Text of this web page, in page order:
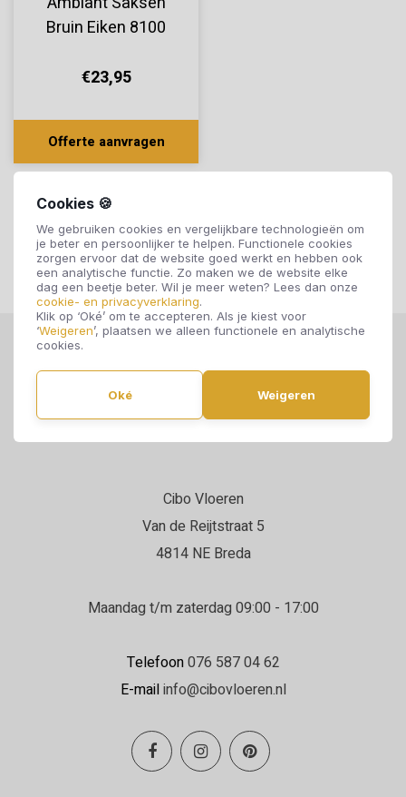
Cookies 🍪
We gebruiken cookies en vergelijkbare technologieën om
je beter en persoonlijker te helpen. Functionele cookies
zorgen ervoor dat de website goed werkt en hebben ook
een analytische functie. Zo maken we de website elke
dag een beetje beter. Wil je meer weten? Lees dan onze
cookie- en privacyverklaring.
Klik op ‘Oké’ om te accepteren. Als je kiest voor
‘Weigeren’, plaatsen we alleen functionele en analytische
cookies.
Oké Weigeren
Bruin Eiken 8100
€23,95
Offerte aanvragen
Cibo Vloeren
Van de Reijtstraat 5
4814 NE Breda
Maandag t/m zaterdag 09:00 - 17:00
Telefoon076 587 04 62
E-mailinfo@cibovloeren.nl